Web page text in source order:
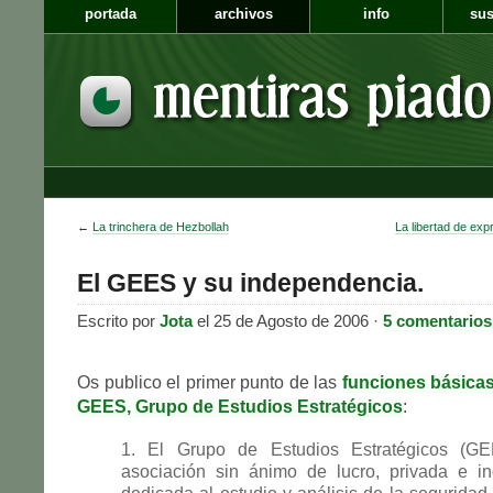
portada archivos info
← La trinchera de Hezbollah La libertad de
El GEES y su independencia.
Escrito por Jotael 25 de Agosto de 2006 · 5 comentarios
Os publico el primer punto de las funciones
GEES, Grupo de Estudios Estratégicos:
1. El Grupo de Estudios Estratégicos
asociación sin ánimo de lucro, privada e